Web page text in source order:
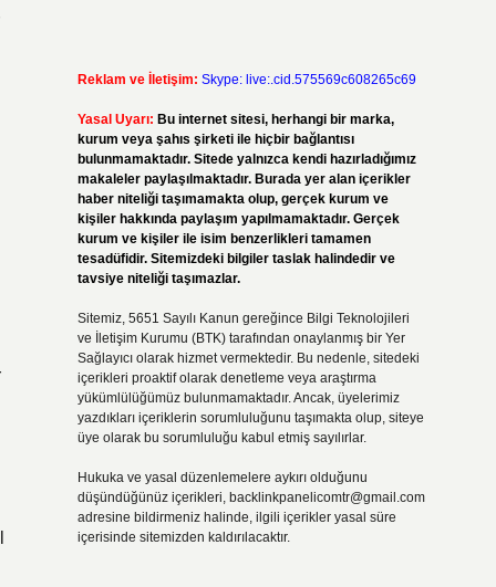
Reklam ve İletişim: Skype: live:.cid.575569c608265c69
Yasal Uyarı: Bu internet sitesi, herhangi bir marka,
kurum veya şahıs şirketi ile hiçbir bağlantısı
bulunmamaktadır. Sitede yalnızca kendi hazırladığımız
makaleler paylaşılmaktadır. Burada yer alan içerikler
haber niteliği taşımamakta olup, gerçek kurum ve
kişiler hakkında paylaşım yapılmamaktadır. Gerçek
kurum ve kişiler ile isim benzerlikleri tamamen
tesadüfidir. Sitemizdeki bilgiler taslak halindedir ve
tavsiye niteliği taşımazlar.
Sitemiz, 5651 Sayılı Kanun gereğince Bilgi Teknolojileri
ve İletişim Kurumu (BTK) tarafından onaylanmış bir Yer
Sağlayıcı olarak hizmet vermektedir. Bu nedenle, sitedeki
içerikleri proaktif olarak denetleme veya araştırma
yükümlülüğümüz bulunmamaktadır. Ancak, üyelerimiz
yazdıkları içeriklerin sorumluluğunu taşımakta olup, siteye
üye olarak bu sorumluluğu kabul etmiş sayılırlar.
Hukuka ve yasal düzenlemelere aykırı olduğunu
düşündüğünüz içerikleri, backlinkpanelicomtr@gmail.com
adresine bildirmeniz halinde, ilgili içerikler yasal süre
içerisinde sitemizden kaldırılacaktır.